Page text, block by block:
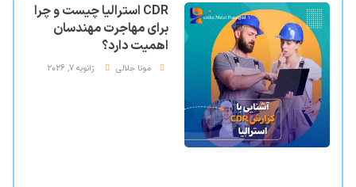
CDR استرالیا چیست و چرا
برای مهاجرت مهندسان
اهمیت دارد؟
مونا جلالی ژانویه 7, 2026